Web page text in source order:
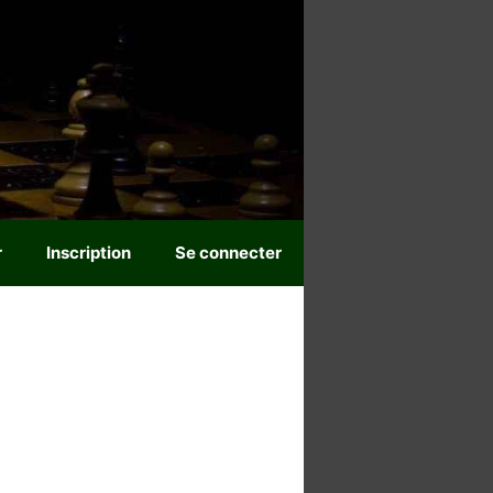
Inscription Se connecter